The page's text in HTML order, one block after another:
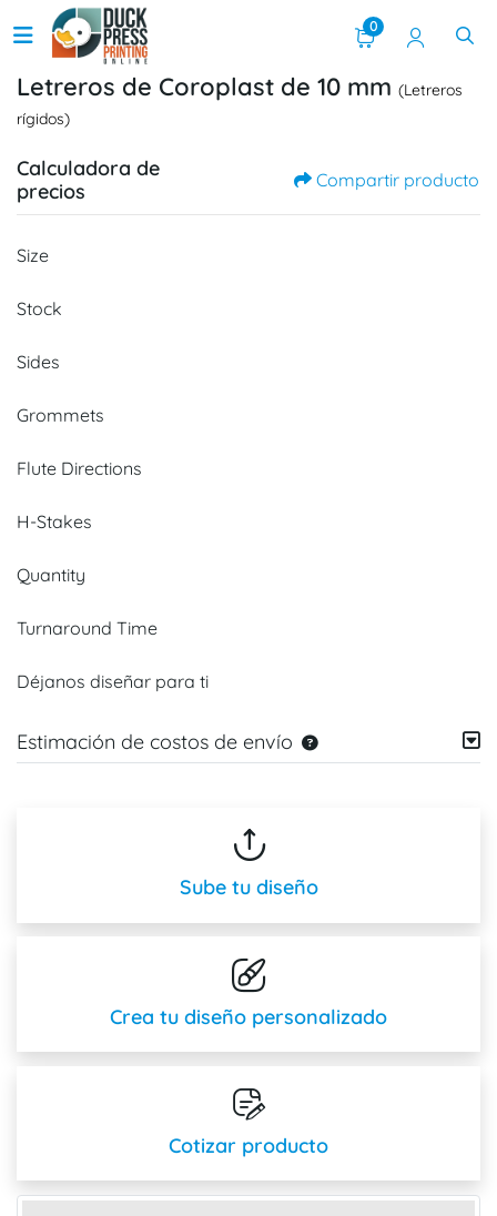
0
Letreros de Coroplast de 10 mm (Letreros
rígidos)
Calculadora de
precios
Compartir producto
Size
Stock
Sides
Grommets
Flute Directions
H-Stakes
Quantity
Turnaround Time
Déjanos diseñar para ti
Estimación de costos de envío
Sube tu diseño
Crea tu diseño personalizado
Cotizar producto